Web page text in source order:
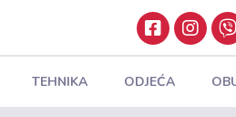
TEHNIKA ODJEĆA